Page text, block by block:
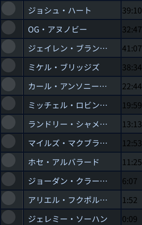
ジョシュ・ハート 39:10
OG・アヌノビー
32:47
ジェイレン・ブランソン
41:07
ミケル・ブリッジズ
38:34
カール・アンソニー・タウンズ
22:44
ミッチェル・ロビンソン
19:59
ランドリー・シャメット
13:13
マイルズ・マクブライド
12:53
ホセ・アルバラード
11:25
ジョーダン・クラークソン
6:07
アリエル・フクポルティ
1:52
ジェレミー・ソーハン
0:09